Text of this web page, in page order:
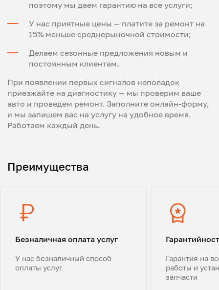
поэтому мы даем гарантию на все услуги;
У нас приятные цены — платите за ремонт на
15% меньше среднерыночной стоимости;
Делаем сезонные предложения новым и
постоянным клиентам.
При появлении первых сигналов неполадок
приезжайте на диагностику — мы проверим ваше
авто и проведем ремонт. Заполните онлайн-форму,
и мы запишем вас на услугу на удобное время.
Работаем каждый день.
Преимущества
Безналичная оплата услуг
У нас безналичный способ
оплаты услуг
Гарантия на
работы и
запчасти